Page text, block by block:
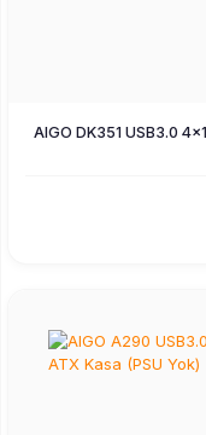
AIGO DK351 USB3.0